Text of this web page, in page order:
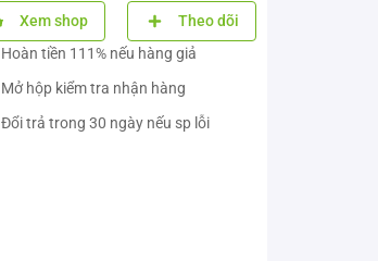
Xem shop
Theo dõi
Hoàn tiền 111% nếu hàng giả
Mở hộp kiểm tra nhận hàng
Đổi trả trong 30 ngày nếu sp lỗi